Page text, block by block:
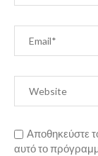
Αποθηκεύστε
αυτό το